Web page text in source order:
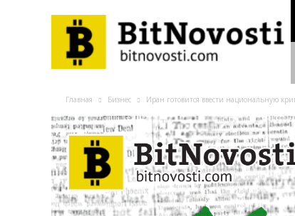
Главная Бизнес Иран готовится ввести национальную